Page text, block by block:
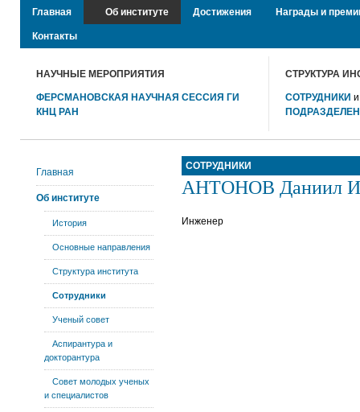
Главная Об институте Достижения Награды и
Контакты
НАУЧНЫЕ МЕРОПРИЯТИЯ
ФЕРСМАНОВСКАЯ НАУЧНАЯ СЕССИЯ ГИ
КНЦ РАН
СТРУКТУРА
СОТРУДНИКИ
СОТРУДНИКИ
АНТОНОВ Даниил
Инженер
Главная
Об институте
История
Основные направления
Структура института
Сотрудники
Ученый совет
Аспирантура и
докторантура
Совет молодых ученых
и специалистов